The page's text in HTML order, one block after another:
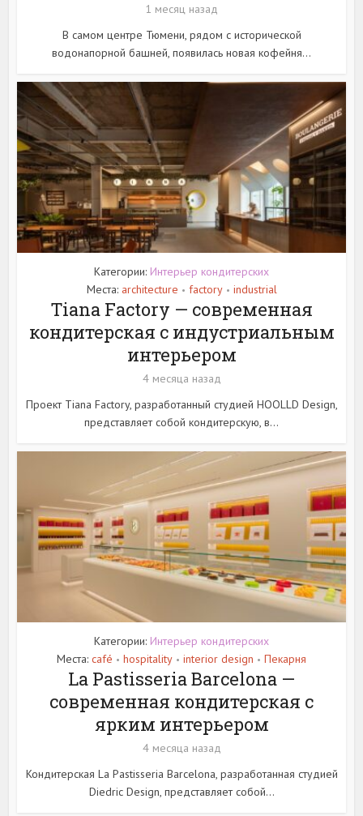
1 месяц назад
В самом центре Тюмени, рядом с исторической
водонапорной башней, появилась новая кофейня...
Категории: Интерьер кондитерских
Места: architecture • factory • industrial
Tiana Factory — современная
кондитерская с индустриальным
интерьером
4 месяца назад
Проект Tiana Factory, разработанный студией HOOLLD Design,
представляет собой кондитерскую, в...
Категории: Интерьер кондитерских
Места: café • hospitality • interior design • Пекарня
La Pastisseria Barcelona —
современная кондитерская с
ярким интерьером
4 месяца назад
Кондитерская La Pastisseria Barcelona, разработанная студией
Diedric Design, представляет собой...